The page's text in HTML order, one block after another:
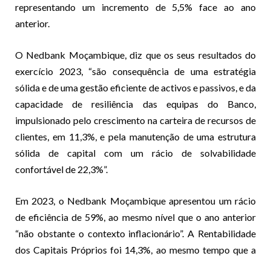
representando um incremento de 5,5% face ao ano
anterior.
O Nedbank Moçambique, diz que os seus resultados do
exercício 2023, “são consequência de uma estratégia
sólida e de uma gestão eficiente de activos e passivos, e da
capacidade de resiliência das equipas do Banco,
impulsionado pelo crescimento na carteira de recursos de
clientes, em 11,3%, e pela manutenção de uma estrutura
sólida de capital com um rácio de solvabilidade
confortável de 22,3%”.
Em 2023, o Nedbank Moçambique apresentou um rácio
de eficiência de 59%, ao mesmo nível que o ano anterior
“não obstante o contexto inflacionário”. A Rentabilidade
dos Capitais Próprios foi 14,3%, ao mesmo tempo que a